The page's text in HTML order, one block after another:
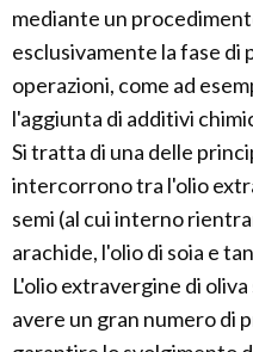
mediante un
esclusivamente la fase
operazioni, come ad
l'aggiunta di additivi
Si tratta di una delle
intercorrono tra l'olio
semi (al cui interno
arachide, l'olio di soia e
L'olio extravergine di
avere un gran numero di